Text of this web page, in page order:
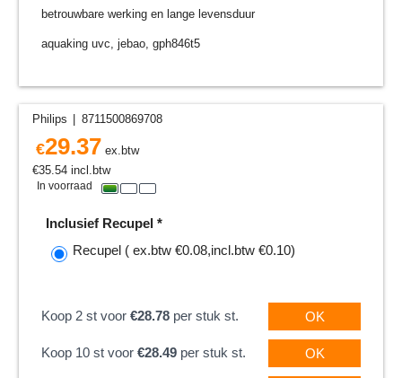
betrouwbare werking en lange levensduur
aquaking uvc, jebao, gph846t5
Philips 8711500869708
€29.37 ex.btw
€35.54 incl.btw
In voorraad
Inclusief Recupel *
Recupel ( ex.btw €0.08,incl.btw €0.10)
Koop 2 st voor €28.78 per stuk st. OK
Koop 10 st voor €28.49 per stuk st. OK